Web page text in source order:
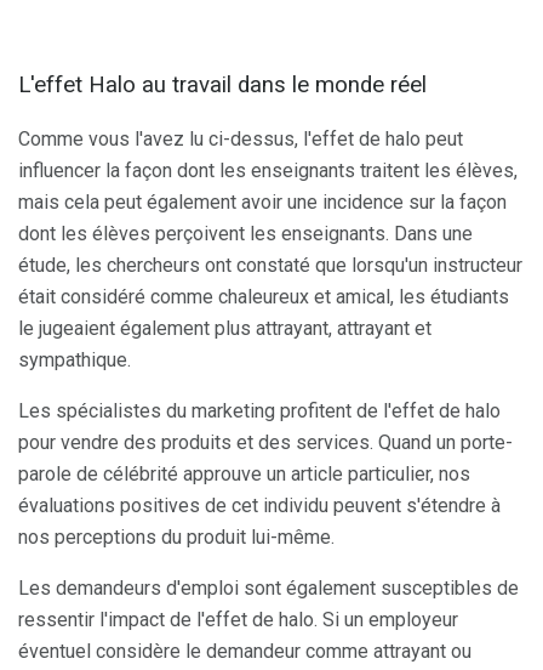
L'effet Halo au travail dans le monde réel
Comme vous l'avez lu ci-dessus, l'effet de halo peut
influencer la façon dont les enseignants traitent les élèves,
mais cela peut également avoir une incidence sur la façon
dont les élèves perçoivent les enseignants. Dans une
étude, les chercheurs ont constaté que lorsqu'un instructeur
était considéré comme chaleureux et amical, les étudiants
le jugeaient également plus attrayant, attrayant et
sympathique.
Les spécialistes du marketing profitent de l'effet de halo
pour vendre des produits et des services. Quand un porte-
parole de célébrité approuve un article particulier, nos
évaluations positives de cet individu peuvent s'étendre à
nos perceptions du produit lui-même.
Les demandeurs d'emploi sont également susceptibles de
ressentir l'impact de l'effet de halo. Si un employeur
éventuel considère le demandeur comme attrayant ou